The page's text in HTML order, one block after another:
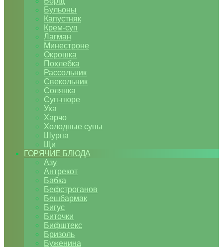
Бульоны
Капустняк
Крем-суп
Лагман
Минестроне
Окрошка
Похлебка
Рассольник
Свекольник
Солянка
Суп-пюре
Уха
Харчо
Холодные супы
Шурпа
Щи
ГОРЯЧИЕ БЛЮДА
Азу
Антрекот
Бабка
Бефстроганов
Бешбармак
Бигус
Биточки
Бифштекс
Бризоль
Буженина